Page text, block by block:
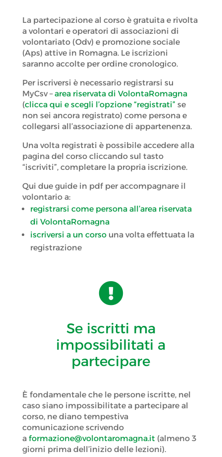
La partecipazione al corso è gratuita e rivolta
a volontari e operatori di associazioni di
volontariato (Odv) e promozione sociale
(Aps) attive in Romagna. Le iscrizioni
saranno accolte per ordine cronologico.
Per iscriversi è necessario registrarsi su
MyCsv –area riservata di VolontaRomagna
(clicca qui e scegli l’opzione “registrati” se
non sei ancora registrato) come persona e
collegarsi all’associazione di appartenenza.
Una volta registrati è possibile accedere alla
pagina del corso cliccando sul tasto
“iscriviti”, completare la propria iscrizione.
Qui due guide in pdf per accompagnare il
volontario a:
registrarsi come persona all’area riservata
di VolontaRomagna
iscriversi a un corsouna volta effettuata la
registrazione

Se iscritti ma
impossibilitati a
partecipare
È fondamentale che le persone iscritte, nel
caso siano impossibilitate a partecipare al
corso, ne diano tempestiva
comunicazione scrivendo
a formazione@volontaromagna.it (almeno 3
giorni prima dell’inizio delle lezioni).